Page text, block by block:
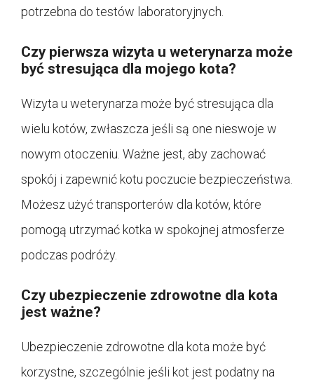
potrzebna do testów laboratoryjnych.
Czy pierwsza wizyta u weterynarza może
być stresująca dla mojego kota?
Wizyta u weterynarza może być stresująca dla
wielu kotów, zwłaszcza jeśli są one nieswoje w
nowym otoczeniu. Ważne jest, aby zachować
spokój i zapewnić kotu poczucie bezpieczeństwa.
Możesz użyć transporterów dla kotów, które
pomogą utrzymać kotka w spokojnej atmosferze
podczas podróży.
Czy ubezpieczenie zdrowotne dla kota
jest ważne?
Ubezpieczenie zdrowotne dla kota może być
korzystne, szczególnie jeśli kot jest podatny na